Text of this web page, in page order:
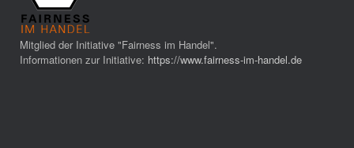
Mitglied der Initiative "Fairness im Handel".
Informationen zur Initiative: https://www.fairness-im-handel.de